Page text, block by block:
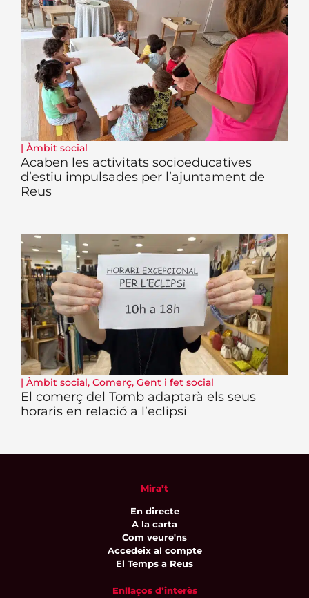
| Àmbit social
Acaben les activitats socioeducatives
d’estiu impulsades per l’ajuntament de
Reus
| Àmbit social, Comerç, Gent i fet social
El comerç del Tomb adaptarà els seus
horaris en relació a l’eclipsi
Mira’t
En directe
A la carta
Com veure'ns
Accedeix al compte
El Temps a Reus
Enllaços d’interès